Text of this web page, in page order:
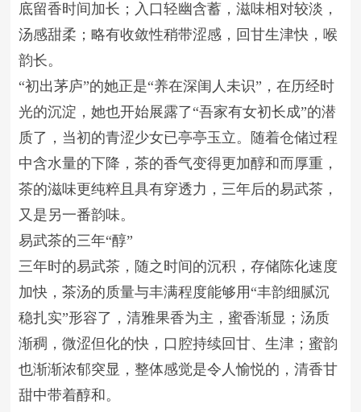
底留香时间加长；入口轻幽含蓄，滋味相对较淡，
汤感甜柔；略有收敛性稍带涩感，回甘生津快，喉
韵长。
“初出茅庐”的她正是“养在深闺人未识”，在历经时
光的沉淀，她也开始展露了“吾家有女初长成”的潜
质了，当初的青涩少女已亭亭玉立。随着仓储过程
中含水量的下降，茶的香气变得更加醇和而厚重，
茶的滋味更纯粹且具有穿透力，三年后的易武茶，
又是另一番韵味。
易武茶的三年“醇”
三年时的易武茶，随之时间的沉积，存储陈化速度
加快，茶汤的质量与丰满程度能够用“丰韵细腻沉
稳扎实”形容了，清雅果香为主，蜜香渐显；汤质
渐稠，微涩但化的快，口腔持续回甘、生津；蜜韵
也渐渐浓郁突显，整体感觉是令人愉悦的，清香甘
甜中带着醇和。